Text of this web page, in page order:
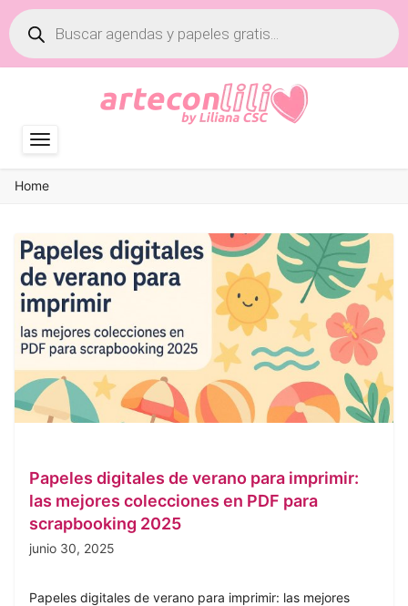
Búsqueda
de
productos
Home
Papeles digitales de verano para imprimir:
las mejores colecciones en PDF para
scrapbooking 2025
junio 30, 2025
Papeles digitales de verano para imprimir: las mejores